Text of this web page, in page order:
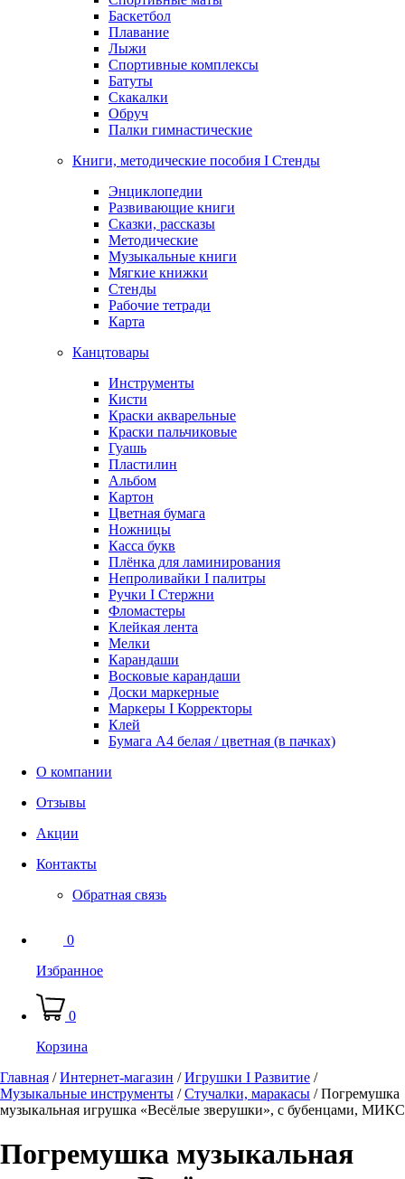
Баскетбол
Плавание
Лыжи
Спортивные комплексы
Батуты
Скакалки
Обруч
Палки гимнастические
Книги, методические пособия I Стенды
Энциклопедии
Развивающие книги
Сказки, рассказы
Методические
Музыкальные книги
Мягкие книжки
Стенды
Рабочие тетради
Карта
Канцтовары
Инструменты
Кисти
Краски акварельные
Краски пальчиковые
Гуашь
Пластилин
Альбом
Картон
Цветная бумага
Ножницы
Касса букв
Плёнка для ламинирования
Непроливайки I палитры
Ручки I Стержни
Фломастеры
Клейкая лента
Мелки
Карандаши
Восковые карандаши
Доски маркерные
Маркеры I Корректоры
Клей
Бумага А4 белая / цветная (в пачках)
О компании
Отзывы
Акции
Контакты
Обратная связь
0
Избранное
0
Корзина
Главная /Интернет-магазин /Игрушки I Развитие /
Музыкальные инструменты /Стучалки, маракасы /Погремушка
музыкальная игрушка «Весёлые зверушки», с бубенцами, МИКС
Погремушка музыкальная